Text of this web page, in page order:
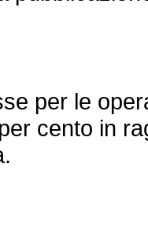
per le
cento in